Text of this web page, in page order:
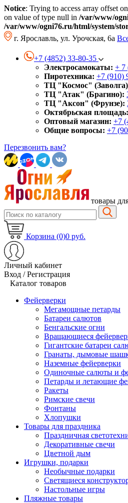
Notice: Trying to access array offset
on value of type null in /var/www/
/var/www/ogni76.ru/html/system/
г. Ярославль, ул. Урочская, 6а
+7 (4852) 33-80-35
Электросамокаты: + 7
Пиротехника: +7 (910)
ТЦ "Космос"
ТЦ "Атак" (Брагино):
ТЦ "Аксон" (Фрунзе):
Октябрьская площадь:
Оптовый магазин: +7
Общие вопросы: +7
Перезвонить вам?
товары
Корзина (0)0 руб.
Личный кабинет
Вход / Регистрация
Каталог товаров
Фейерверки
Мегамощные петарды
Батареи салютов
Бенгальские огни
Вращающиеся
Гигантские батареи
Гранаты, дымовые
Наземные фейерверки
Одиночные салюты и
Петарды и летающие
Ракеты
Римские свечи
Фонтаны
Хлопушки
Товары для праздника
Праздничная
Декоративные свечи
Цветной дым
Игрушки, подарки
Необычные подарки
Светящиеся
Настольные игры
Пляжные товары